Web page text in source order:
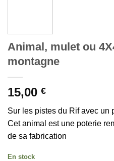
Animal, mulet ou
montagne
15,00 €
Sur les pistes du Rif avec un
Cet animal est une poterie
de sa fabrication
En stock